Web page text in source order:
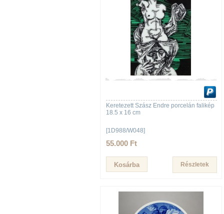
Keretezett Szász Endre porcelán falikép
18.5 x 16 cm
[1D988/W048]
55.000 Ft
Részletek